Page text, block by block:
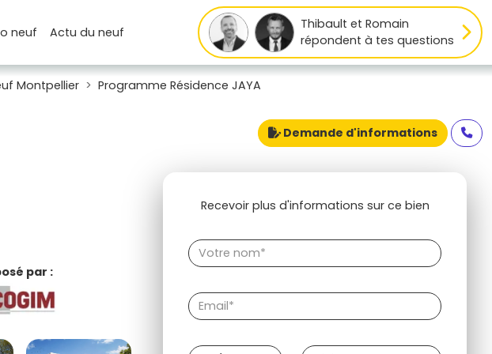
neuf Actudu neuf
Thibault et Romain
répondent à tes questions
Montpellier Programme Résidence JAYA
Demande d'informations
par :
Recevoir plus d'informations sur ce bien